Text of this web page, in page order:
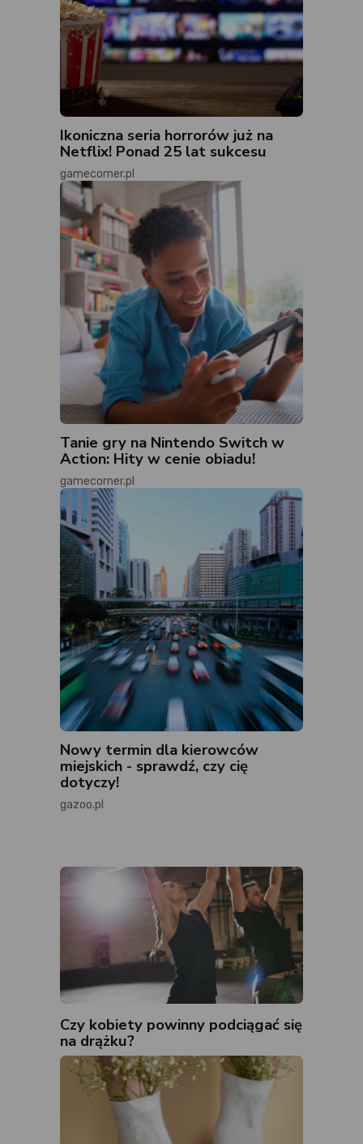
Ikoniczna seria horrorów już na
Netflix! Ponad 25 lat sukcesu
gamecorner.pl
Tanie gry na Nintendo Switch w
Action: Hity w cenie obiadu!
gamecorner.pl
Nowy termin dla kierowców
miejskich - sprawdź, czy cię
dotyczy!
gazoo.pl
Czy kobiety powinny podciągać się
na drążku?